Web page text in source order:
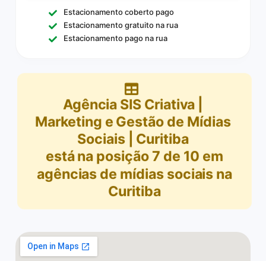
Estacionamento coberto pago
Estacionamento gratuito na rua
Estacionamento pago na rua
Agência SIS Criativa |
Marketing e Gestão de Mídias
Sociais | Curitiba
está na posição7 de 10 em
agências de mídias sociais na
Curitiba